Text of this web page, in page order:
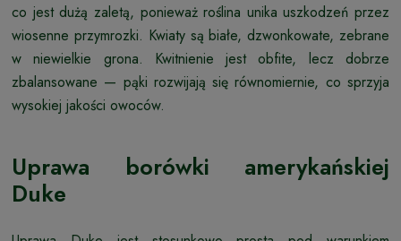
co jest dużą zaletą, ponieważ roślina unika uszkodzeń przez
wiosenne przymrozki. Kwiaty są białe, dzwonkowate, zebrane
w niewielkie grona. Kwitnienie jest obfite, lecz dobrze
zbalansowane — pąki rozwijają się równomiernie, co sprzyja
wysokiej jakości owoców.
Uprawa borówki amerykańskiej
Duke